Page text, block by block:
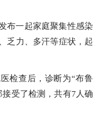
布一起家庭聚集性感染
乏力、多汗等症状，起
检查后，诊断为“布鲁
受了检测，共有7人确